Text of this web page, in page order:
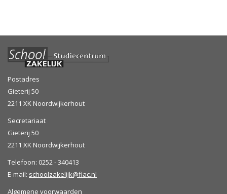
Postadres
Gieterij 50
2211 XK Noordwijkerhout
Secretariaat
Gieterij 50
2211 XK Noordwijkerhout
Telefoon: 0252 - 340413
E-mail: schoolzakelijk@fiac.nl
Algemene voorwaarden